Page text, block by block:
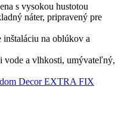
s vysokou hustotou
náter, pripravený pre
na oblúkov a
vode a vlhkosti, umývateľný,
Decor EXTRA FIX